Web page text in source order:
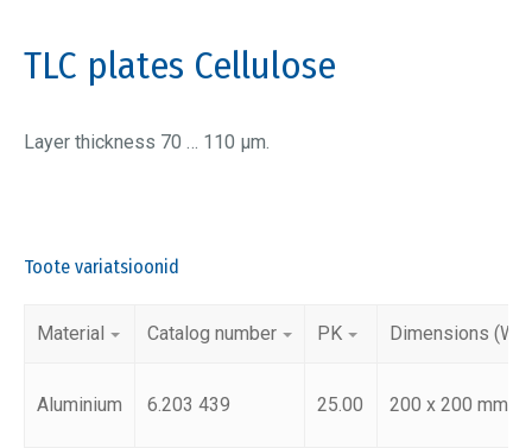
TLC plates Cellulose
Layer thickness 70 … 110 µm.
Toote variatsioonid
Material Catalog number PK Dimensions
Aluminium 6.203 439 25.00 200 x 200 mm